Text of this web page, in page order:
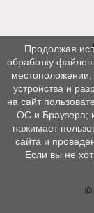
©
Продолжая
обработку
устройства и
на сайт
ОС и Браузера;
нажимает
сайта и
Если вы не